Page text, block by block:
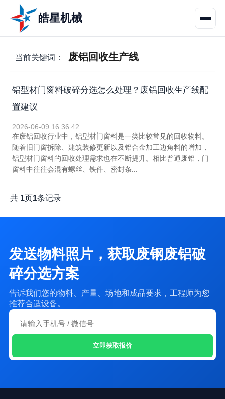
皓星机械
当前关键词： 废铝回收生产线
铝型材门窗料破碎分选怎么处理？废铝回收生产线配
置建议
2026-06-09 16:36:42
在废铝回收行业中，铝型材门窗料是一类比较常见的回收物料。
随着旧门窗拆除、建筑装修更新以及铝合金加工边角料的增加，
铝型材门窗料的回收处理需求也在不断提升。相比普通废铝，门
窗料中往往会混有螺丝、铁件、密封条...
共 1页1条记录
发送物料照片，获取废钢废铝破
碎分选方案
告诉我们您的物料、产量、场地和成品要求，工程师为您
推荐合适设备。
立即获取报价